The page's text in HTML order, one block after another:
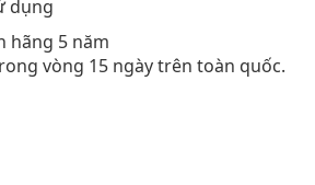
dụng
hãng 5 năm
vòng 15 ngày trên toàn quốc.